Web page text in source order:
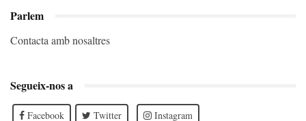
Parlem
Contacta amb nosaltres
Segueix-nos a
Facebook Twitter Instagram